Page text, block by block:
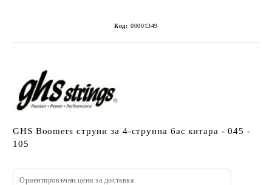
Код: 00001349
GHS Boomers струни за 4-струнна бас китара - 045 -
105
Ориентировъчни цени за доставка